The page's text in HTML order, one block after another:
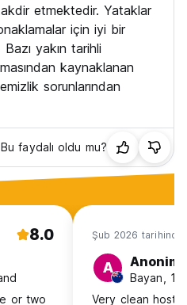
etmektedir. Yataklar
için iyi bir
yakın tarihli
kaynaklanan
sorunlarından
Bu faydalı oldu mu?
8.0
or two
Şub 2026 tarihinde
A Anonim
Bayan,
Very clean